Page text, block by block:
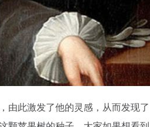
此激发了他的灵感，从而发现了